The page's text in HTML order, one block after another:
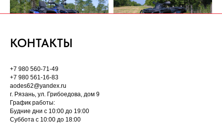
КОНТАКТЫ
+7 980 560-71-49
+7 980 561-16-83
aodes62@yandex.ru
г. Рязань, ул. Грибоедова, дом 9
График работы:
Будние дни с 10:00 до 19:00
Суббота с 10:00 до 18:00